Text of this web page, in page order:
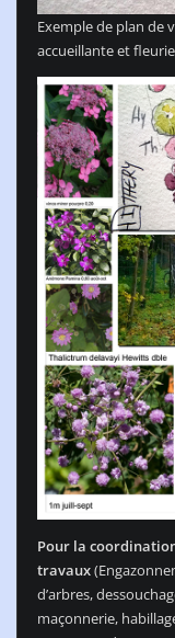
Exemple de plan de
accueillante et
Pour la
travaux
d’arbres,
maçonnerie,